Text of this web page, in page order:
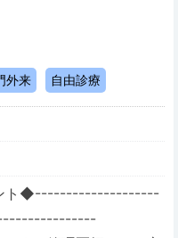
外来 自由診療
ト◆--------------------